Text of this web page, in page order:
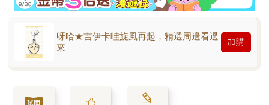
呀哈★吉伊卡哇旋風再起，精選周邊看過
來
加購